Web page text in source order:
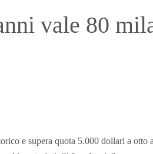
vale 80
e supera quota 5.000 dollari a otto